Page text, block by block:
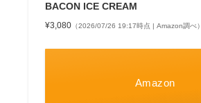
BACON ICE CREAM
¥3,080（2026/07/26 19:17時点 | Amazon調べ）
Amazon